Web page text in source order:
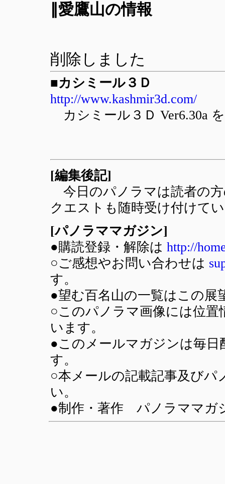
∥愛鷹山の情報
削除しました
■カシミール３Ｄ
http://www.kashmir3d.com/
カシミール３Ｄ Ver6.30a
[編集後記]
今日のパノラマは読者の
クエストも随時受け付けて
[パノラママガジン]
●購読登録・解除は http://
○ご感想やお問い合わせは
す。
●望む百名山の一覧はこの展
○このパノラマ画像には位置
います。
●このメールマガジンは毎日
す。
○本メールの記載記事及びパ
い。
●制作・著作 パノラママガ